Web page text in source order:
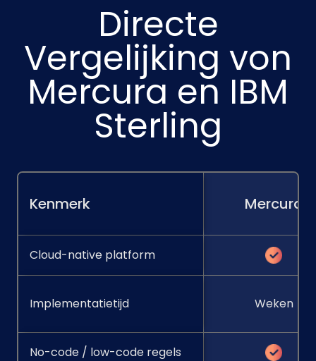
Directe
Vergelijking von
Mercura en IBM
Sterling
Kenmerk Mercura
Cloud-native platform
Implementatietijd Weken
No-code / low-code regels